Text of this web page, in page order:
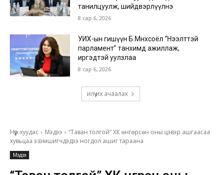
танилцуулж, шийдвэрлүүлнэ
8 сар 6, 2026
УИХ-ын гишүүн Б.Мөнхсоёл “Нээлттэй
парламент” танхимд ажиллаж,
иргэдтэй уулзлаа
8 сар 6, 2026
илүү их ачаалах